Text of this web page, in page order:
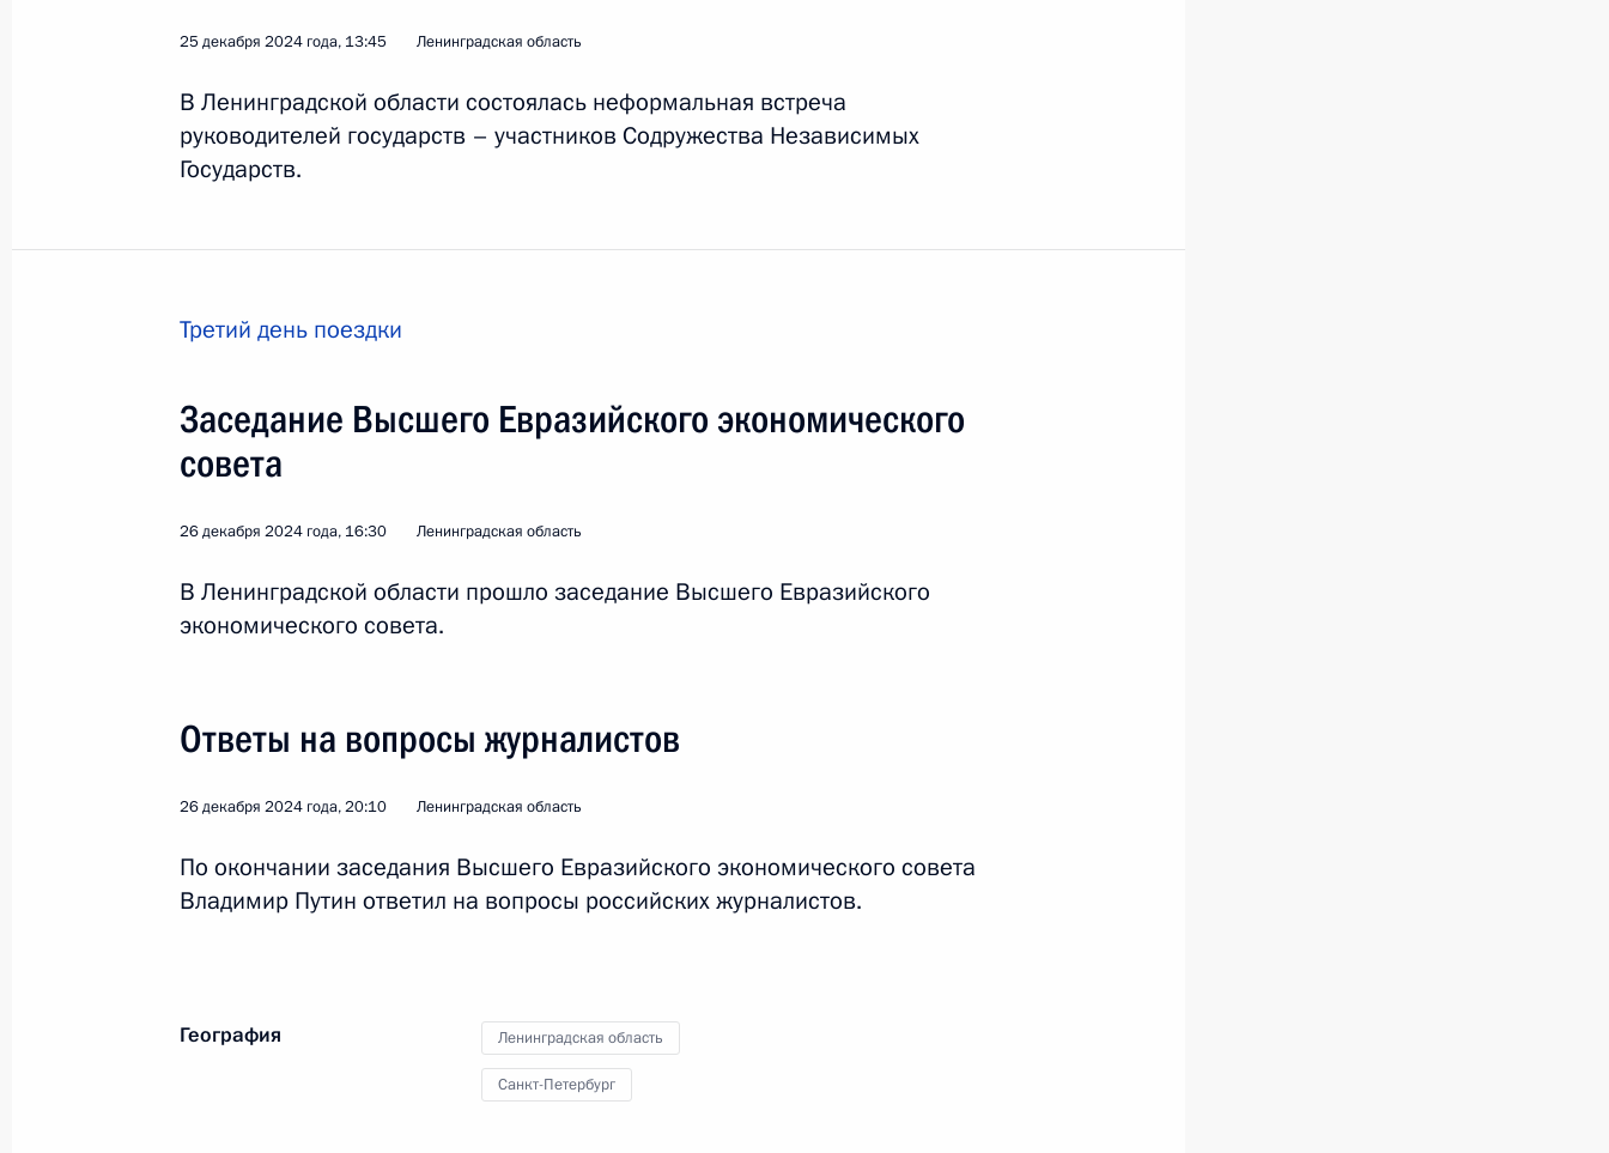
и функционирования в Таджикистане Государственного русского
3 февраля 2025 года, 15:40
Заседание президиума Совета по реализации госполитики
в сфере поддержки русского языка и языков народов России
Перечень поручений по итогам заседания Совета по реализации
госполитики в сфере поддержки русского языка и языков
Совещание по подготовке заседания Совета по культуре
26 декабря 2024 года, 19:00
24 − 26 декабря 2024 года
25 декабря 2024 года, 13:45 Ленинградская область
В Ленинградской области состоялась неформальная встреча
руководителей государств – участников Содружества Независимых
Государств.
Третий день поездки
Заседание Высшего Евразийского экономического
совета
26 декабря 2024 года, 16:30 Ленинградская область
В Ленинградской области прошло заседание Высшего Евразийского
экономического совета.
Ответы на вопросы журналистов
26 декабря 2024 года, 20:10 Ленинградская область
По окончании заседания Высшего Евразийского экономического совета
Владимир Путин ответил на вопросы российских журналистов.
География Ленинградская область
Санкт-Петербург